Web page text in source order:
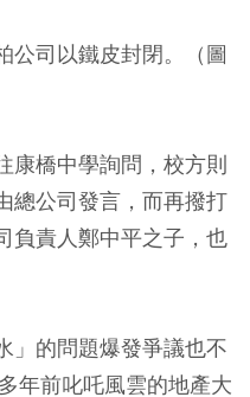
公司以鐵皮封閉。（圖
康橋中學詢問，校方則
總公司發言，而再撥打
負責人鄭中平之子，也
」的問題爆發爭議也不
年前叱吒風雲的地產大